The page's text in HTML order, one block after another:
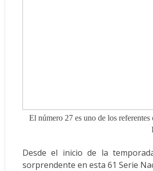
El número 27 es uno de los
Desde el inicio de la
sorprendente en esta 61 Serie